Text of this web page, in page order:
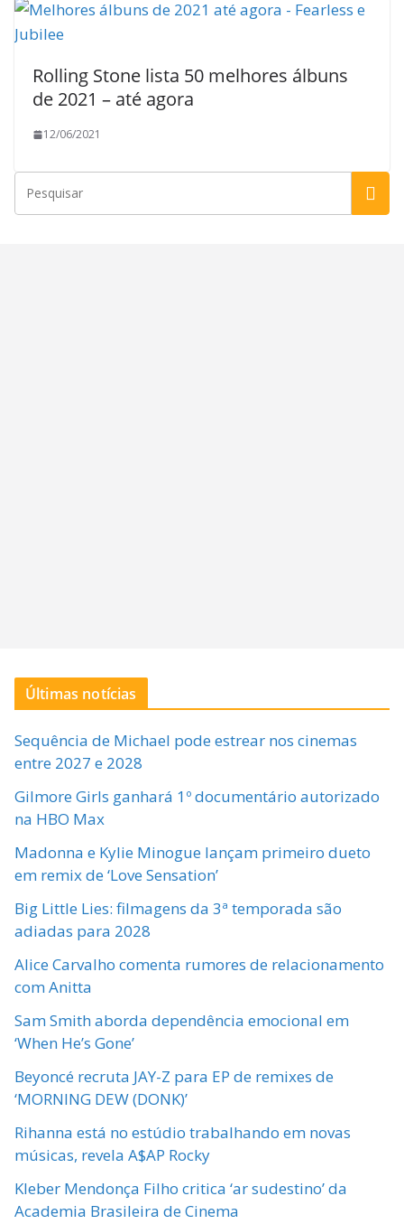
Rolling Stone lista 50 melhores álbuns
de 2021 – até agora
12/06/2021
Últimas notícias
Sequência de Michael pode estrear nos cinemas
entre 2027 e 2028
Gilmore Girls ganhará 1º documentário autorizado
na HBO Max
Madonna e Kylie Minogue lançam primeiro dueto
em remix de ‘Love Sensation’
Big Little Lies: filmagens da 3ª temporada são
adiadas para 2028
Alice Carvalho comenta rumores de relacionamento
com Anitta
Sam Smith aborda dependência emocional em
‘When He’s Gone’
Beyoncé recruta JAY-Z para EP de remixes de
‘MORNING DEW (DONK)’
Rihanna está no estúdio trabalhando em novas
músicas, revela A$AP Rocky
Kleber Mendonça Filho critica ‘ar sudestino’ da
Academia Brasileira de Cinema